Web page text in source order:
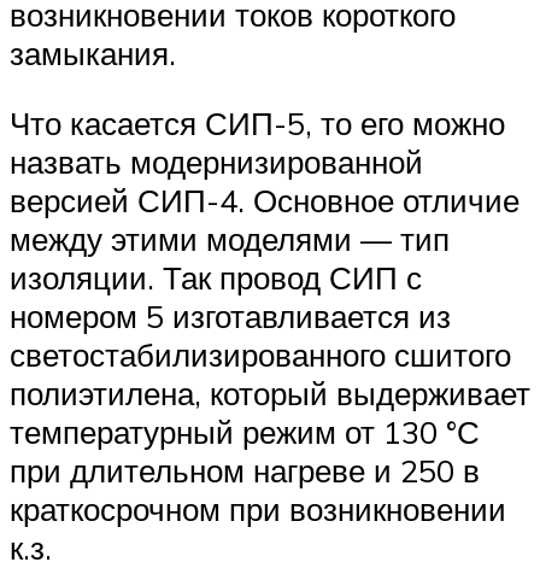
возникновении токов короткого
замыкания.
Что касается СИП-5, то его можно
назвать модернизированной
версией СИП-4. Основное отличие
между этими моделями — тип
изоляции. Так провод СИП с
номером 5 изготавливается из
светостабилизированного сшитого
полиэтилена, который выдерживает
температурный режим от 130 °С
при длительном нагреве и 250 в
краткосрочном при возникновении
к.з.